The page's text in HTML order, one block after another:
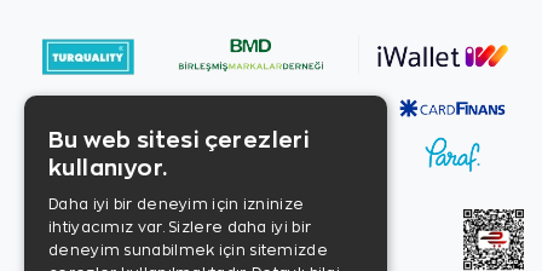
Bu web sitesi çerezleri
kullanıyor.
Daha iyi bir deneyim için izninize
ihtiyacımız var. Sizlere daha iyi bir
deneyim sunabilmek için sitemizde